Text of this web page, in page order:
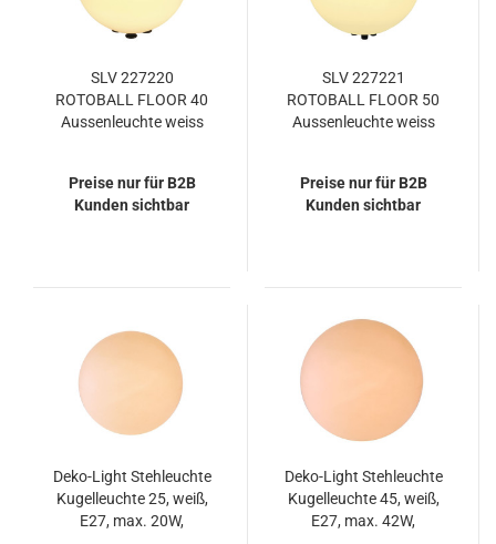
SLV 227220
ROTOBALL FLOOR 40
Aussenleuchte weiss
Preise nur für B2B
Kunden sichtbar
SLV 227221
ROTOBALL FLOOR 50
Aussenleuchte weiss
Preise nur für B2B
Kunden sichtbar
Deko-Light Stehleuchte
Kugelleuchte 25, weiß,
E27, max. 20W,
Deko-Light Stehleuchte
Kugelleuchte 45, weiß,
E27, max. 42W,